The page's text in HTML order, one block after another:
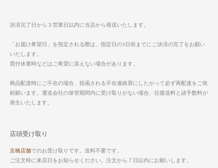
決済完了日から３営業日以内に当店から発送いたします。
「お届け希望日」を指定される際は、指定日の3日前までにご決済の完了をお願い
いたします。
買付休業時などはご希望に添えない場合があります。
商品配達時にご不在の場合、投函される不在連絡票にしたがって必ず再配達をご依
頼願います。運送会社の保管期間内に受け取りがない場合、往復送料と諸手数料が
発生いたします。
店頭受け取り
京橋店舗でのお受け取りです。送料不要です。
ご注文時に来店日をお知らせください。注文から７日以内にお願いします。